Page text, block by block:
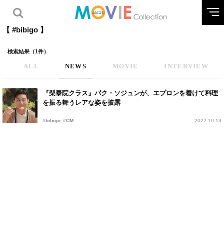
【 #bibigo 】
検索結果（1件）
ALL NEWS MOVIE INTERVIEW
『梨泰院クラス』パク・ソジュンが、エプロンを着けて料理
を振る舞うレアな姿を披露
#bibigo #CM 2022.10.13